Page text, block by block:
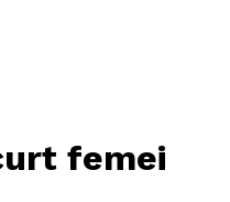
femei